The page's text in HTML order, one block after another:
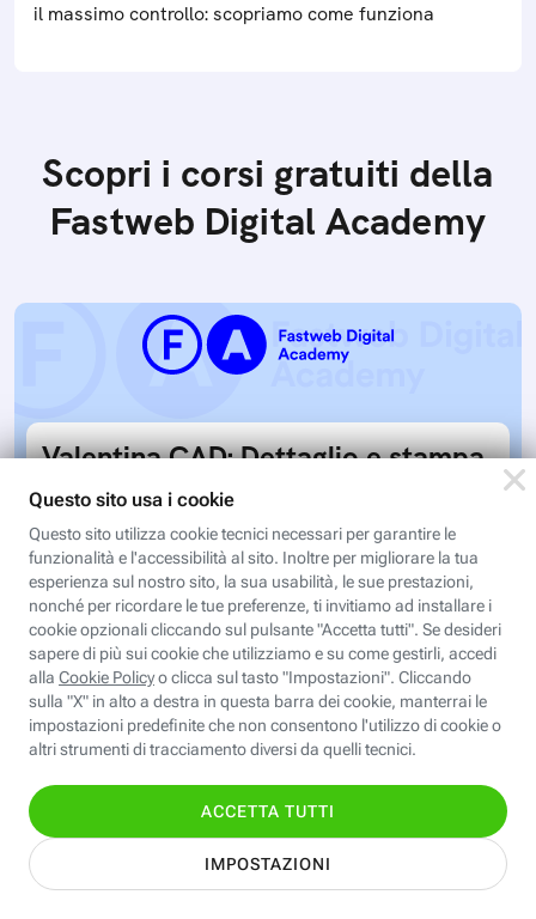
il massimo controllo: scopriamo come funziona
Scopri i corsi gratuiti della
Fastweb Digital Academy
Valentina CAD: Dettaglio e stampa
cartamodelli
Dal file al tessuto è il passaggio che ci porta al
completamento del processo di progettazione di
cartamodelli digitali e parametrici.Approfondisci
e…
Iscriviti